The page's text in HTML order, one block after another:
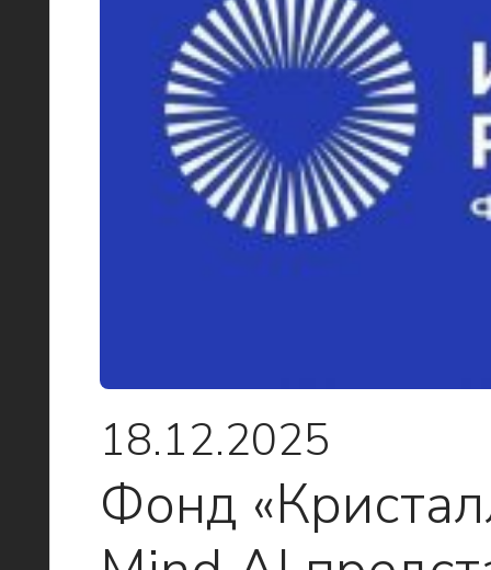
18.12.2025
Фонд